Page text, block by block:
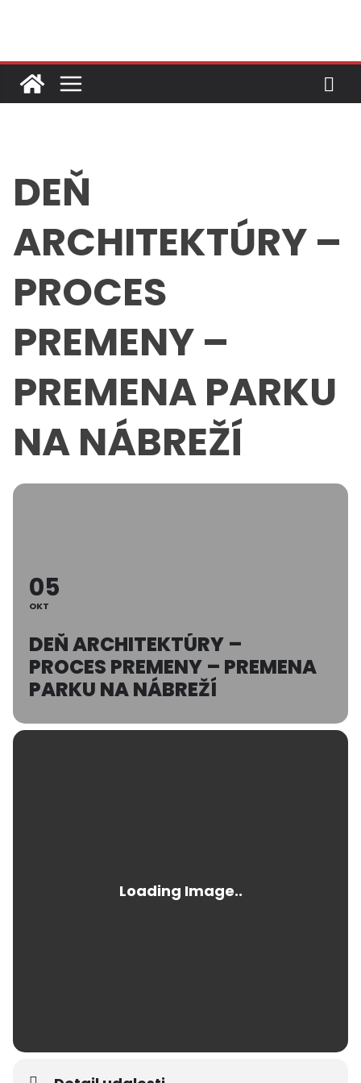
DEŇ
ARCHITEKTÚRY –
PROCES
PREMENY –
PREMENA PARKU
NA NÁBREŽÍ
05
OKT
DEŇ ARCHITEKTÚRY –
PROCES PREMENY – PREMENA
PARKU NA NÁBREŽÍ